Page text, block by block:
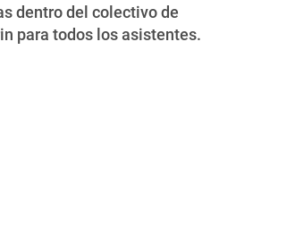
dentro del colectivo de
para todos los asistentes.